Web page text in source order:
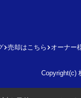
売却はこちら オーナー
Copyright(c)